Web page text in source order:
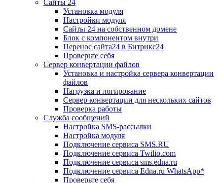
Сайты 24
Установка модуля
Настройки модуля
Сайты 24 на собственном домене
Блок с компонентом внутри
Перенос сайта24 в Битрикс24
Проверьте себя
Сервер конвертации файлов
Установка и настройка сервера конвертации
файлов
Нагрузка и логирование
Сервер конвертации для нескольких сайтов
Проверка работы
Служба сообщений
Настройка SMS-рассылки
Настройка модуля
Подключение сервиса SMS.RU
Подключение сервиса Twilio.com
Подключение сервиса sms.edna.ru
Подключение сервиса Edna.ru WhatsApp*
Проверьте себя